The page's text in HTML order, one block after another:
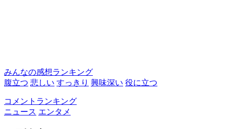
みんなの感想ランキング
腹立つ 悲しい すっきり 興味深い 役に立つ
コメントランキング
ニュース エンタメ